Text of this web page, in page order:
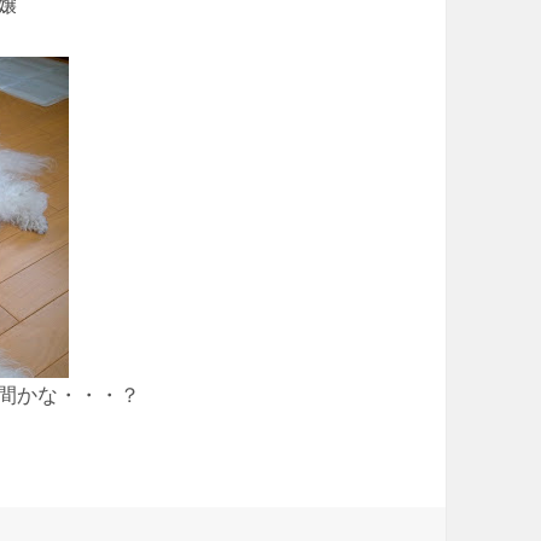
かな・・・？